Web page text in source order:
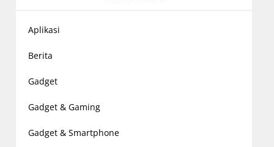
Aplikasi
Berita
Gadget
Gadget & Gaming
Gadget & Smartphone